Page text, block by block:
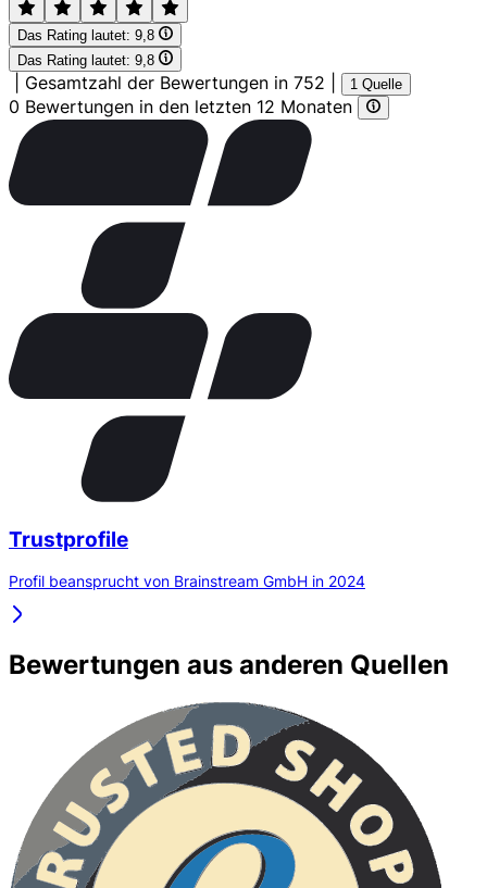
Das Rating lautet: 9,8
Das Rating lautet: 9,8
Gesamtzahl der Bewertungen in 752 1 Quelle
0 Bewertungen in den letzten 12 Monaten
Trustprofile
Profil beansprucht von Brainstream GmbH in 2024
Bewertungen aus anderen Quellen